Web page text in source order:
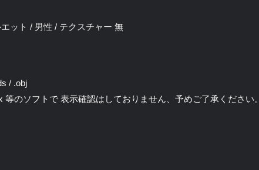
ット / 男性 / テクスチャー 無
/ .obj
のソフトで 表示確認はしておりません、予めご了承ください。